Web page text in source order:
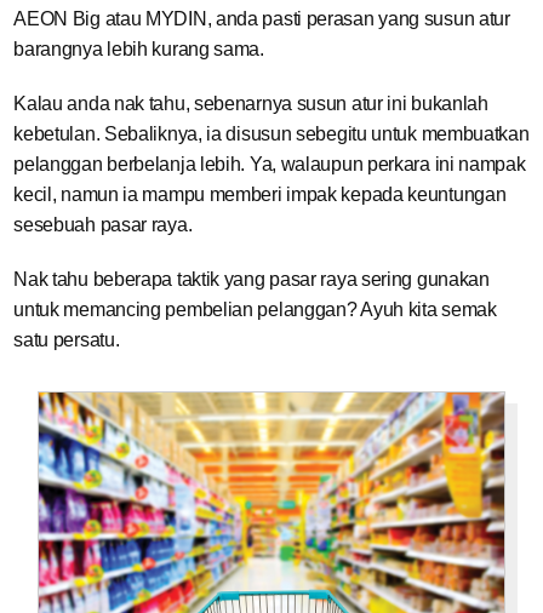
AEON Big atau MYDIN, anda pasti perasan yang susun atur
barangnya lebih kurang sama.
Kalau anda nak tahu, sebenarnya susun atur ini bukanlah
kebetulan. Sebaliknya, ia disusun sebegitu untuk membuatkan
pelanggan berbelanja lebih. Ya, walaupun perkara ini nampak
kecil, namun ia mampu memberi impak kepada keuntungan
sesebuah pasar raya.
Nak tahu beberapa taktik yang pasar raya sering gunakan
untuk memancing pembelian pelanggan? Ayuh kita semak
satu persatu.